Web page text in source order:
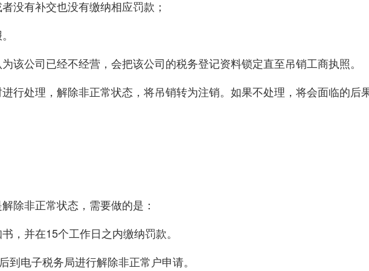
没有补交也没有缴纳相应罚款；
该公司已经不经营，会把该公司的税务登记资料锁定直至吊销工商执照。
行处理，解除非正常状态，将吊销转为注销。如果不处理，将会面临的后
除非正常状态，需要做的是：
，并在15个工作日之内缴纳罚款。
到电子税务局进行解除非正常户申请。